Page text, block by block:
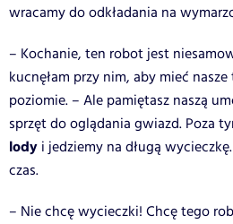
wracamy do odkładania na
– Kochanie, ten robot jest
kucnęłam przy nim, aby mieć
poziomie. – Ale pamiętasz naszą
sprzęt do oglądania gwiazd. Poza
lody i jedziemy na długą
czas.
– Nie chcę wycieczki! Chcę tego